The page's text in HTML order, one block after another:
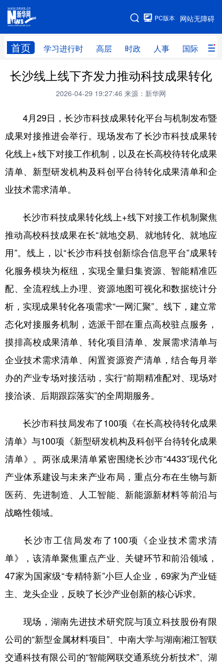
网站无障碍
PC版本
首页 学习进行时 高层 时政 人事 国际 财
网站地图
学习进行时 高层 时政 人事
财经 网评
台湾 思客智库 全球连线 教育
科技 科创 量子 体育
文化 书画 健康 军事
访谈 视频 图片 政务
食品 人居 信息化 数字经济
学术中国 乡村振兴 银龄 溯源中国
彩票 娱乐 时尚 悦读
公益 一带一路 亚太网 上市公司
文化产业
地方频道
北京 天津 河北 山西
浙江 安徽 福建 江西
山东 河南 湖北 湖南
四川 贵州 云南 西藏
陕西
English Español Français عربى
长沙线上线下齐发力推动科技成果转化
2026-04-29 19:27:46 来源：新华网
4月29日，长沙市科技成果转化平台与机制发布暨
成果对接推进会举行。现场发布了长沙市科技成果转
化线上+线下对接工作机制，以及在长高校待转化成果
清单、新型研发机构及科创平台待转化成果清单和企
业技术需求清单。
长沙市科技成果转化线上+线下对接工作机制聚焦
推动高校科技成果在长“就地交易、就地转化、就地应
用”。线上，以“长沙市科技创新综合信息平台”成果转
化服务模块为枢纽，实现全量归集资源、智能精准匹
配、全流程线上办理、资源地图可视化和数据统计分
析，实现成果转化各项需求“一网汇聚”。线下，建立常
态化对接服务机制，选派干部在重点高校驻点服务，
摸排高校成果清单、转化项目清单、发展需求清单与
企业技术需求清单、闲置资源资产清单，结合每月举
办的产业专场对接活动，实行“前期精准配对、现场对
接洽谈、后期跟踪落实”的全周期服务。
长沙市科技局发布了100项《在长高校待转化成果
清单》与100项《新型研发机构及科创平台待转化成果
清单》。两张成果清单紧密围绕长沙市“4433”现代化
产业体系建设与未来产业布局，重点分布在生物与新
医药、先进制造、人工智能、新能源新材料等前沿与
战略性领域。
长沙市工信局发布了100项《企业技术需求清
单》，该清单聚焦重点产业、关键环节和前沿领域，
47家为国家级“专精特新”小巨人企业，69家为产业链
主、龙头企业，反映了长沙产业创新的核心诉求。
现场，湖南先进技术研究院与顶立科技股份有限
公司的“新型金属材料项目”、中南大学与湖南湘江智联
交通科技有限公司的“智能网联交通系统分析技术”、湖